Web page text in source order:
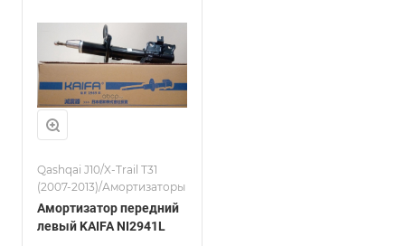
Qashqai J10/X-Trail T31
(2007-2013)/Амортизаторы
Амортизатор передний
левый KAIFA NI2941L